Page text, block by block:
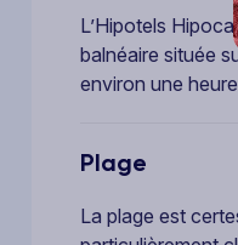
L’Hipotels
balnéaire située
environ une
Plage
La plage est